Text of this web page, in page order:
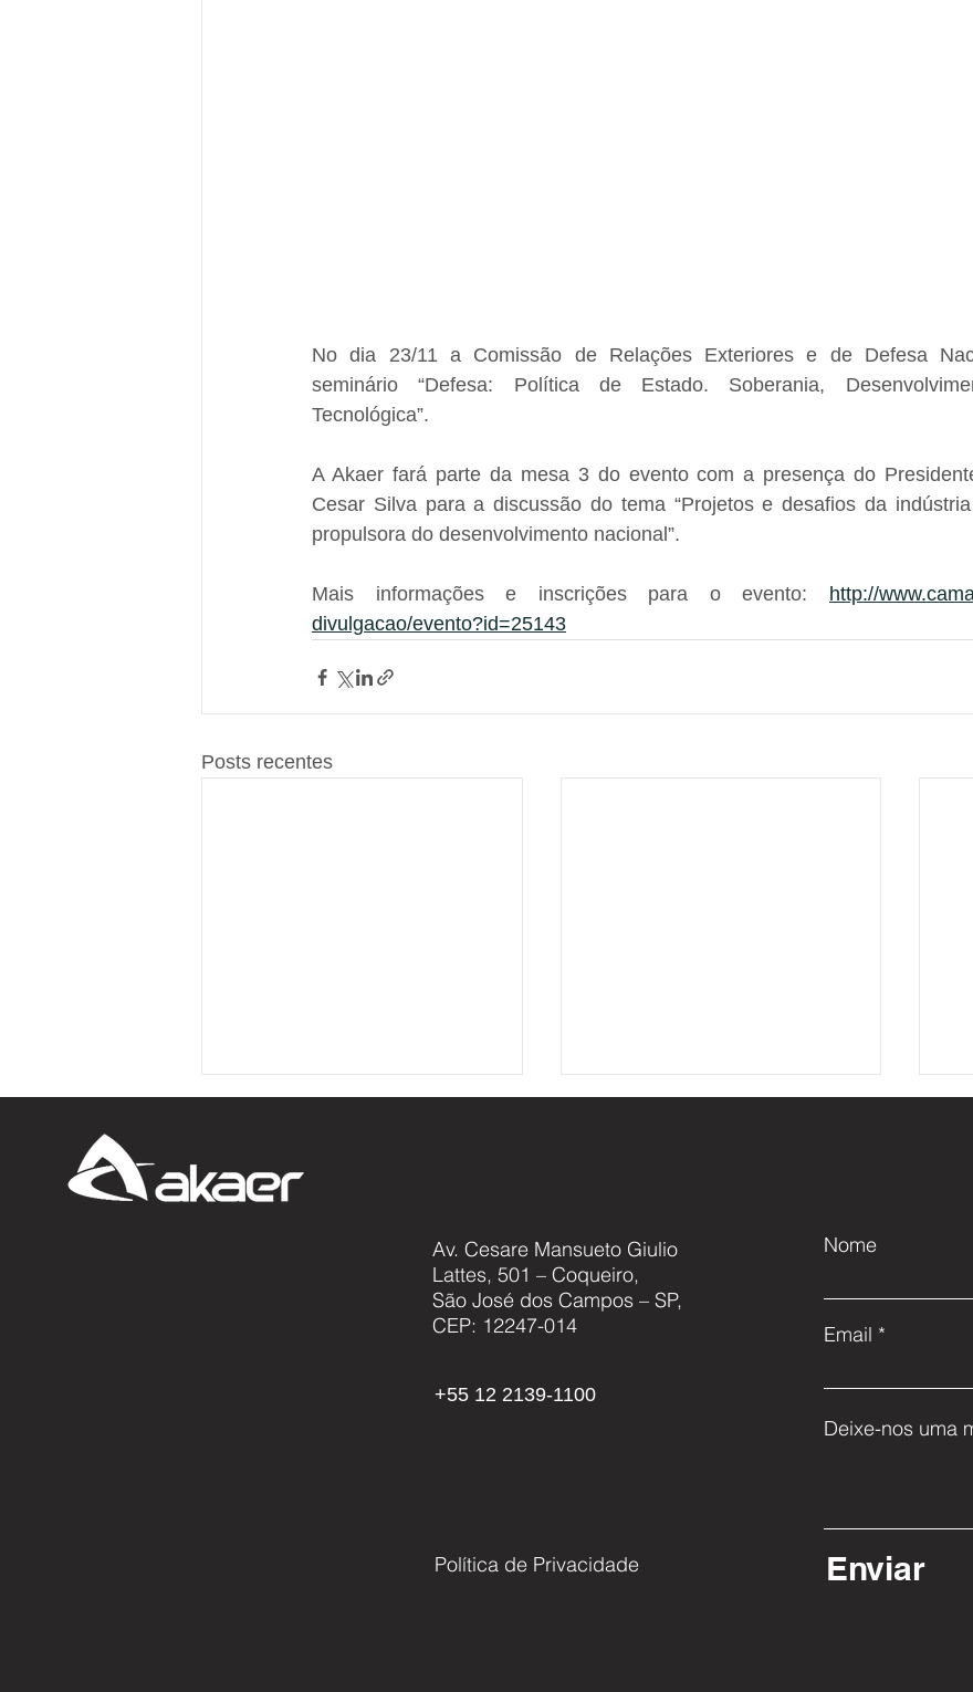
No dia 23/11 a Comissão de Relações Exteriores e de Defesa
seminário “Defesa: Política de Estado. Soberania,
Tecnológica”.
A Akaer fará parte da mesa 3 do evento com a presença do
Cesar Silva para a discussão do tema “Projetos e desafios da
propulsora do desenvolvimento nacional”.
Mais informações e inscrições para o evento: http://
divulgacao/evento?id=25143
Posts recentes
Akaer avança em projeto
global que busca desvendar
os mistérios dos neutrinos e
Cascavel NG: Modernização,
Capacitação e o Futuro da
Av. Cesare Mansueto Giulio
Lattes, 501 – Coqueiro,
São José dos Campos – SP,
CEP: 12247-014
+55 12 2139-1100
Política de Privacidade
Nome
Email
Deixe-nos uma
Enviar